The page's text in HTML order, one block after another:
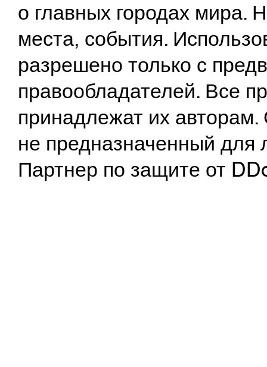
о главных городах
места, события.
разрешено только с
правообладателей. Все
принадлежат их
не предназначенный
Партнер по защите от